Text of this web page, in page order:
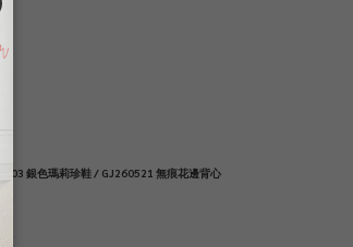
銀色瑪莉珍鞋 / GJ260521 無痕花邊背心